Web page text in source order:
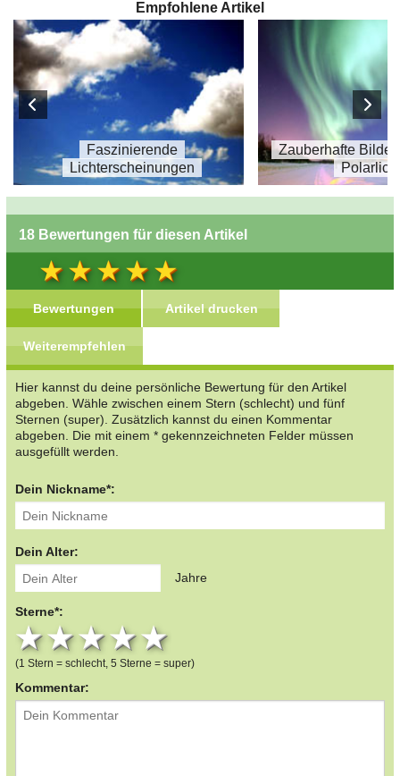
Empfohlene Artikel
Faszinierende
Lichterscheinungen
Zauberhafte Bilder
18 Bewertungen für diesen Artikel
Bewertungen Artikel drucken
Weiterempfehlen
Hier kannst du deine persönliche Bewertung für den Artikel
abgeben. Wähle zwischen einem Stern (schlecht) und fünf
Sternen (super). Zusätzlich kannst du einen Kommentar
abgeben. Die mit einem * gekennzeichneten Felder müssen
ausgefüllt werden.
Dein Nickname*:
Dein Alter:
Jahre
Sterne*:
4 stars
3 stars
2 stars
1 star
(1 Stern = schlecht, 5 Sterne = super)
Kommentar: